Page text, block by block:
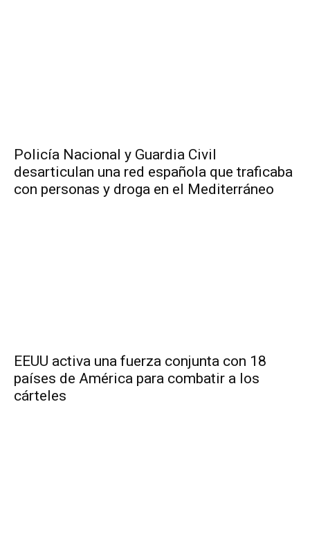
Policía Nacional y Guardia Civil
desarticulan una red española que traficaba
con personas y droga en el Mediterráneo
EEUU activa una fuerza conjunta con 18
países de América para combatir a los
cárteles